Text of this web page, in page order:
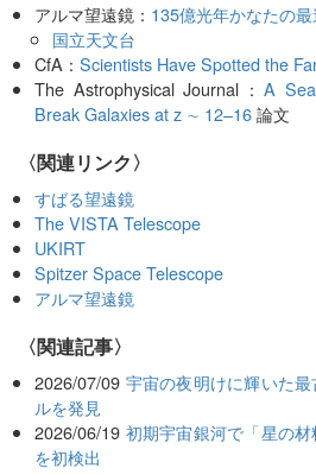
アルマ望遠鏡： 135億光年かなたの
国立天文台
CfA：Scientists Have Spotted the
The Astrophysical Journal：A
Break Galaxies at z ∼ 12–16論文
〈関連リンク〉
すばる望遠鏡
The VISTA Telescope
UKIRT
Spitzer Space Telescope
アルマ望遠鏡
関連記事
2026/07/09 宇宙の夜明けに輝いた
ルを発見
2026/06/19 初期宇宙銀河で「星の
を初検出